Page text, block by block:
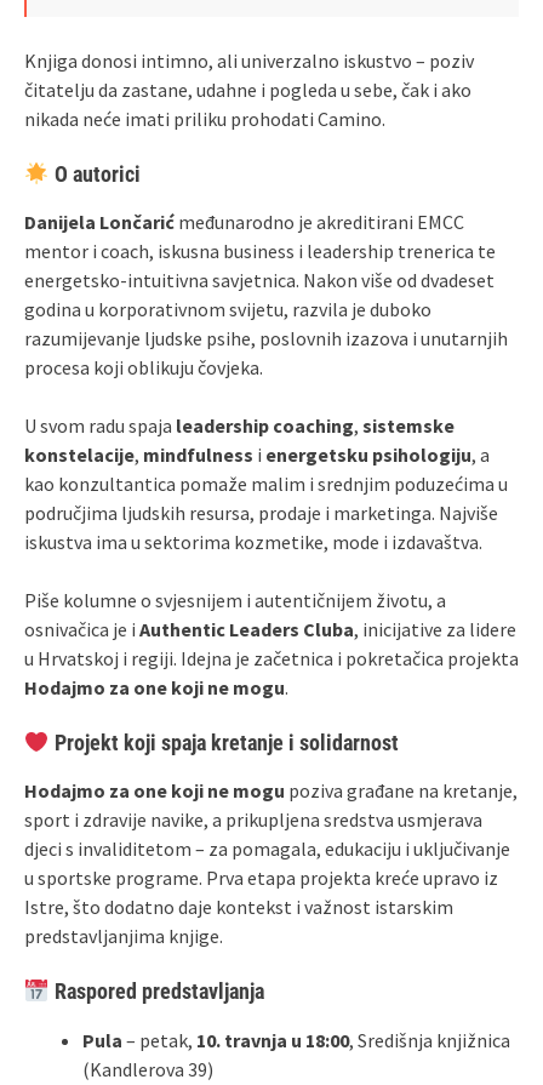
Knjiga donosi intimno, ali univerzalno iskustvo – poziv
čitatelju da zastane, udahne i pogleda u sebe, čak i ako
nikada neće imati priliku prohodati Camino.
O autorici
Danijela Lončarić međunarodno je akreditirani EMCC
mentor i coach, iskusna business i leadership trenerica te
energetsko-intuitivna savjetnica. Nakon više od dvadeset
godina u korporativnom svijetu, razvila je duboko
razumijevanje ljudske psihe, poslovnih izazova i unutarnjih
procesa koji oblikuju čovjeka.
U svom radu spaja leadership coaching, sistemske
konstelacije, mindfulness i energetsku psihologiju, a
kao konzultantica pomaže malim i srednjim poduzećima u
područjima ljudskih resursa, prodaje i marketinga. Najviše
iskustva ima u sektorima kozmetike, mode i izdavaštva.
Piše kolumne o svjesnijem i autentičnijem životu, a
osnivačica je i Authentic Leaders Cluba, inicijative za lidere
u Hrvatskoj i regiji. Idejna je začetnica i pokretačica projekta
Hodajmo za one koji ne mogu.
Projekt koji spaja kretanje i solidarnost
Hodajmo za one koji ne mogu poziva građane na kretanje,
sport i zdravije navike, a prikupljena sredstva usmjerava
djeci s invaliditetom – za pomagala, edukaciju i uključivanje
u sportske programe. Prva etapa projekta kreće upravo iz
Istre, što dodatno daje kontekst i važnost istarskim
predstavljanjima knjige.
Raspored predstavljanja
Pula – petak, 10. travnja u 18:00, Središnja knjižnica
(Kandlerova 39)